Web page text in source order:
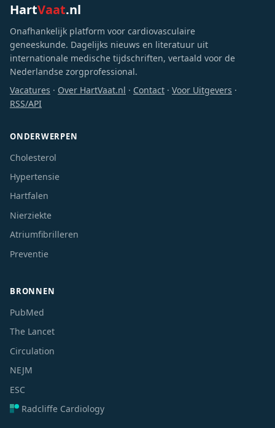
HartVaat.nl
Onafhankelijk platform voor cardiovasculaire
geneeskunde. Dagelijks nieuws en literatuur uit
internationale medische tijdschriften, vertaald voor de
Nederlandse zorgprofessional.
Vacatures · Over HartVaat.nl · Contact · Voor Uitgevers ·
RSS/API
ONDERWERPEN
Cholesterol
Hypertensie
Hartfalen
Nierziekte
Atriumfibrilleren
Preventie
BRONNEN
PubMed
The Lancet
Circulation
NEJM
ESC
Radcliffe Cardiology